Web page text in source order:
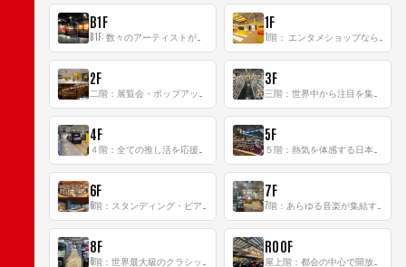
B1F 1F
2F 3F
4F 5F
6F 7F
8F ROOF